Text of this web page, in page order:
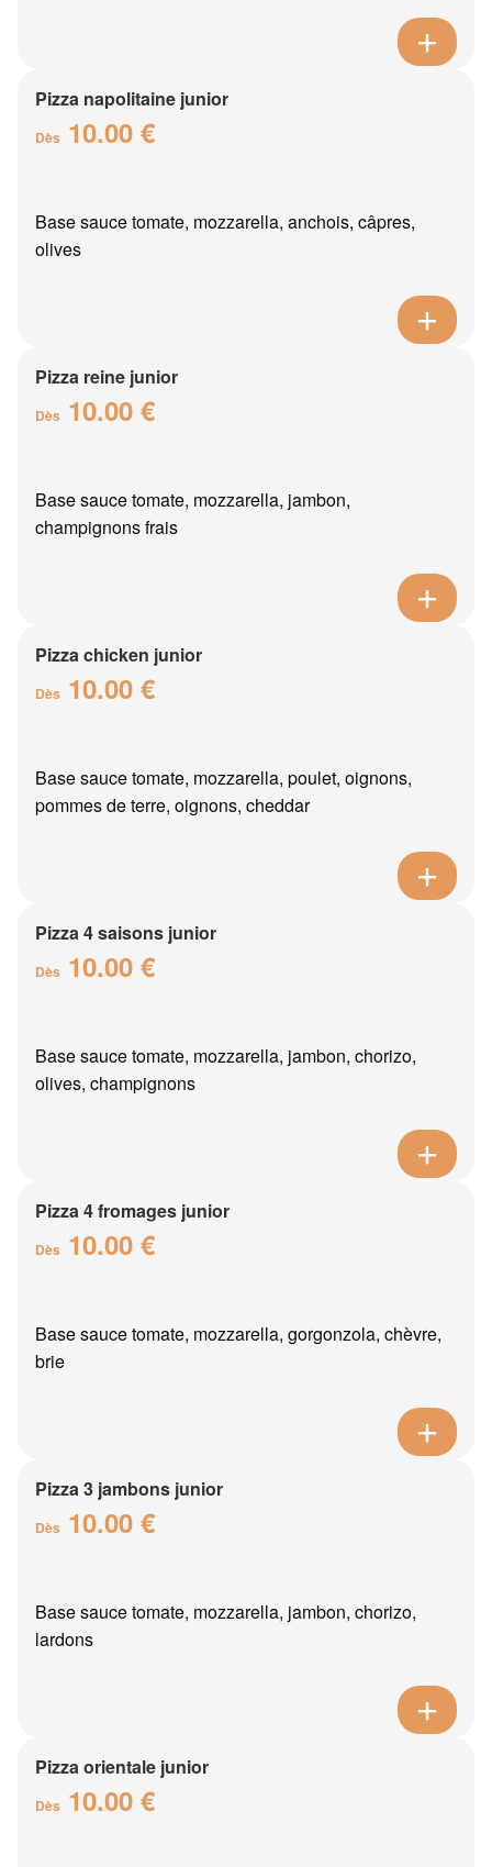
Pizza napolitaine junior
Dès 10.00 €
Base sauce tomate, mozzarella, anchois, câpres,
olives
Pizza reine junior
Dès 10.00 €
Base sauce tomate, mozzarella, jambon,
champignons frais
Pizza chicken junior
Dès 10.00 €
Base sauce tomate, mozzarella, poulet, oignons,
pommes de terre, oignons, cheddar
Pizza 4 saisons junior
Dès 10.00 €
Base sauce tomate, mozzarella, jambon, chorizo,
olives, champignons
Pizza 4 fromages junior
Dès 10.00 €
Base sauce tomate, mozzarella, gorgonzola, chèvre,
brie
Pizza 3 jambons junior
Dès 10.00 €
Base sauce tomate, mozzarella, jambon, chorizo,
lardons
Pizza orientale junior
Dès 10.00 €